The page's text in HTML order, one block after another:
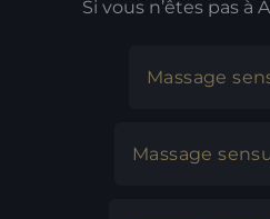
Si vous n’êtes pas à
Massage
Massage